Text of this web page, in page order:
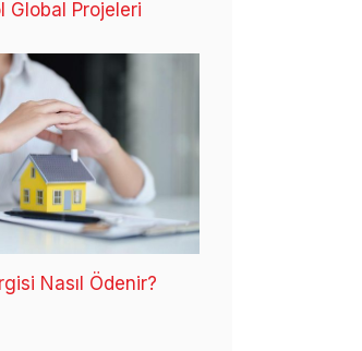
Global Projeleri
Nasıl Ödenir?